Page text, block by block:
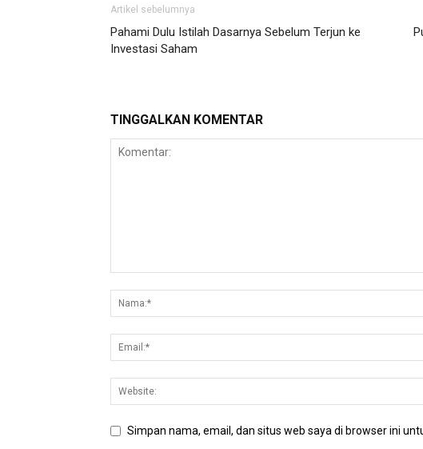
Artikel sebelumnya
Pahami Dulu Istilah Dasarnya Sebelum Terjun ke
Investasi Saham
TINGGALKAN KOMENTAR
Simpan nama, email, dan situs web saya di browser ini